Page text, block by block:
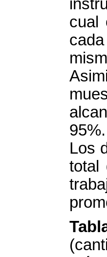
cual
95%.
Los
total